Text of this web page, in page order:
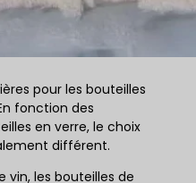
pour les bouteilles
fonction des
en verre, le choix
différent.
vin, les bouteilles de